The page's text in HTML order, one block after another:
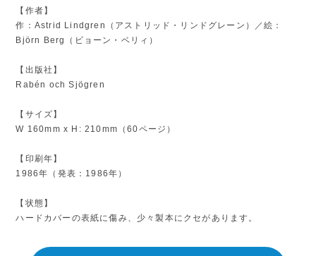
【作者】
作：Astrid Lindgren（アストリッド・リンドグレーン）／絵：
Björn Berg（ビョーン・ベリィ）
【出版社】
Rabén och Sjögren
【サイズ】
W 160mm x H: 210mm（60ページ）
【印刷年】
1986年（発表：1986年）
【状態】
ハードカバーの表紙に傷み、少々製本にクセがあります。